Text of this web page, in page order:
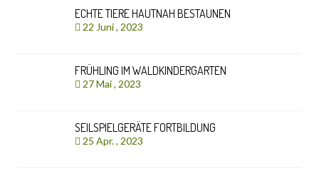
ECHTE TIERE HAUTNAH BESTAUNEN
22 Juni , 2023
FRÜHLING IM WALDKINDERGARTEN
27 Mai , 2023
SEILSPIELGERÄTE FORTBILDUNG
25 Apr. , 2023